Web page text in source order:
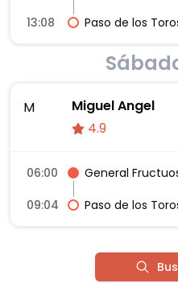
13:08
Paso de los
M
Miguel Angel
4.9
06:00
General
09:04
Paso de los